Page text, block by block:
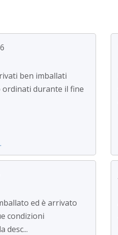
ben imballati
durante il fine
ed è arrivato
condizioni
desc...